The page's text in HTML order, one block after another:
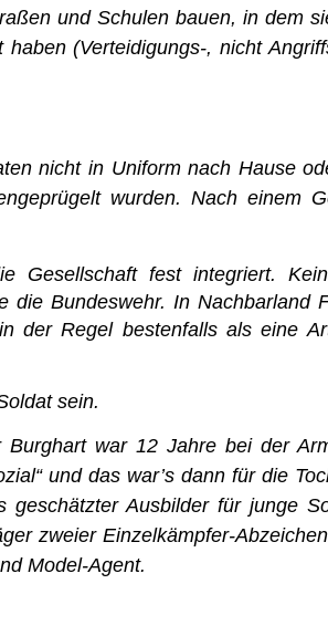
und Schulen bauen, in dem
(Verteidigungs-, nicht
nicht in Uniform nach Hause
wurden. Nach einem
Gesellschaft fest integriert.
die Bundeswehr. In Nachbarland
der Regel bestenfalls als eine
sein.
war 12 Jahre bei der
und das war’s dann für die
Ausbilder für junge
zweier Einzelkämpfer-
Model-Agent.